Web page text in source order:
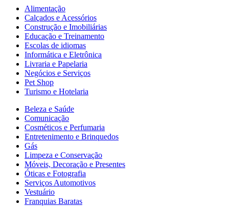
Alimentação
Calçados e Acessórios
Construção e Imobiliárias
Educação e Treinamento
Escolas de idiomas
Informática e Eletrônica
Livraria e Papelaria
Negócios e Serviços
Pet Shop
Turismo e Hotelaria
Beleza e Saúde
Comunicação
Cosméticos e Perfumaria
Entretenimento e Brinquedos
Gás
Limpeza e Conservação
Móveis, Decoração e Presentes
Óticas e Fotografia
Serviços Automotivos
Vestuário
Franquias Baratas